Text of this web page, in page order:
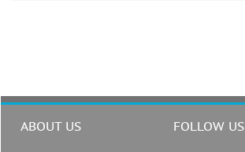
ABOUT US FOLLOW US